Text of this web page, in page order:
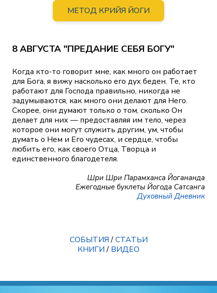
МЕТОД КРИЙЯ ЙОГИ
8 АВГУСТА "ПРЕДАНИЕ СЕБЯ БОГУ"
Когда кто-то говорит мне, как много он работает
для Бога, я вижу насколько его дух беден. Те, кто
работают для Господа правильно, никогда не
задумываются, как много они делают для Него.
Скорее, они думают только о том, сколько Он
делает для них — предоставляя им тело, через
которое они могут служить другим, ум, чтобы
думать о Нем и Его чудесах, и сердце, чтобы
любить его, как своего Отца, Творца и
единственного благодетеля.
Шри Шри Парамханса Йогананда
Ежегодные буклеты Йогода Сатсанга
Духовный Дневник
СОБЫТИЯ/СТАТЬИ
КНИГИ/ ВИДЕО